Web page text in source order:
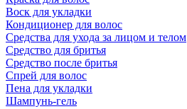
Воск для укладки
Кондиционер для волос
Средства для ухода за лицом и телом
Средство для бритья
Средство после бритья
Спрей для волос
Пена для укладки
Шампунь-гель